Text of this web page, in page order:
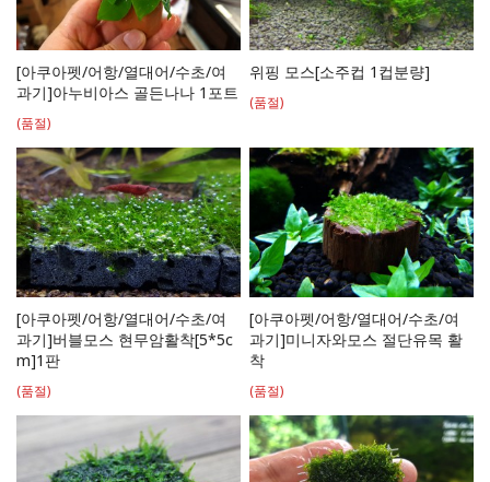
[아쿠아펫/어항/열대어/수초/여
과기]아누비아스 골든나나 1포트
(품절)
위핑 모스[소주컵 1컵분량]
(품절)
[아쿠아펫/어항/열대어/수초/여
과기]버블모스 현무암활착[5*5c
m]1판
(품절)
[아쿠아펫/어항/열대어/수초/여
과기]미니자와모스 절단유목 활
착
(품절)